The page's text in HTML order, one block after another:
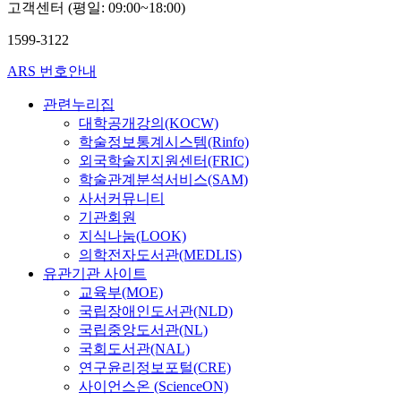
고객센터 (평일: 09:00~18:00)
1599-3122
ARS 번호안내
관련누리집
대학공개강의(KOCW)
학술정보통계시스템(Rinfo)
외국학술지지원센터(FRIC)
학술관계분석서비스(SAM)
사서커뮤니티
기관회원
지식나눔(LOOK)
의학전자도서관(MEDLIS)
유관기관 사이트
교육부(MOE)
국립장애인도서관(NLD)
국립중앙도서관(NL)
국회도서관(NAL)
연구윤리정보포털(CRE)
사이언스온 (ScienceON)